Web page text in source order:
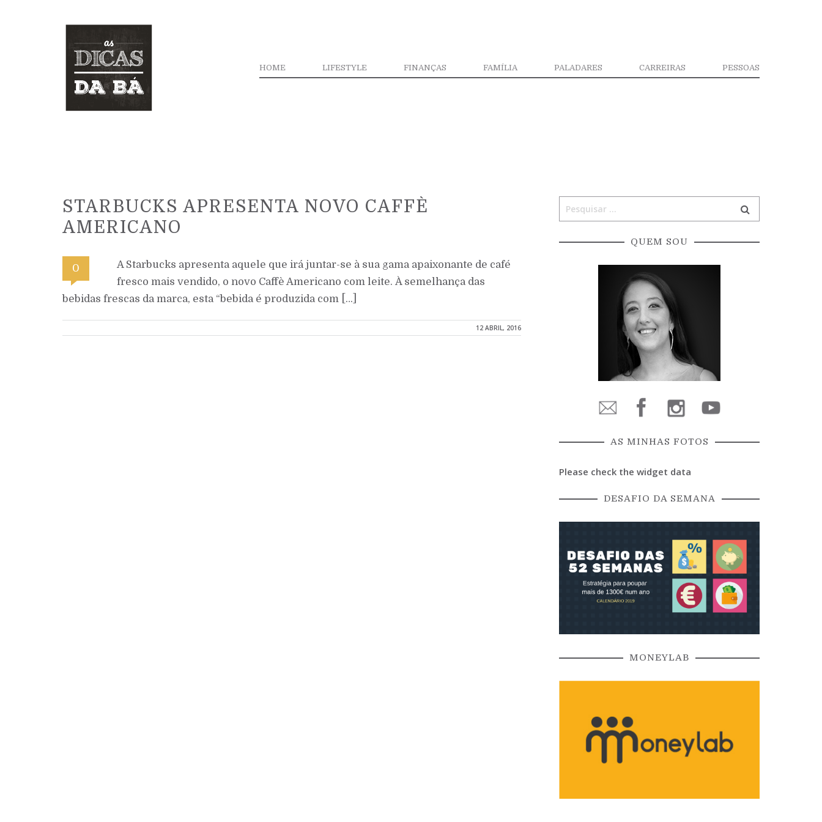
HOME LIFESTYLE FINANÇAS FAMÍLIA PALADARES CARREIRAS PESSOAS
STARBUCKS APRESENTA NOVO CAFFÈ
AMERICANO
0
A Starbucks apresenta aquele que irá juntar-se à sua gama apaixonante de café
fresco mais vendido, o novo Caffè Americano com leite. À semelhança das
bebidas frescas da marca, esta “bebida é produzida com […]
12 ABRIL, 2016
QUEM SOU
AS MINHAS FOTOS
Please check the widget data
DESAFIO DA SEMANA
MONEYLAB